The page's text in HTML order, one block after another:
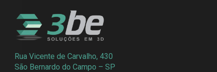
Rua Vicente de Carvalho, 430
São Bernardo do Campo – SP